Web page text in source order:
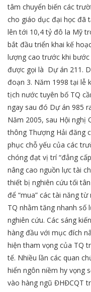
tâm chuyển biến các
cho giáo dục đại học đã
lên tới 10,4 tỷ đô la Mỹ
bắt đầu triển khai kế
lượng cao trước khi
được gọi là Dự án 211.
đoạn 3. Năm 1998 tại lễ
tịch nước tuyên bố TQ
ngay sau đó Dự án 985
Năm 2005, sau Hội nghị
thông Thượng Hải đăng
phục chỗ yếu của các
chóng đạt vị trí “đẳng
nâng cao nguồn lực tài
thiết bị nghiên cứu tối
để “mua” các tài năng
TQ nhằm tăng nhanh số
nghiên cứu. Các sáng
hàng đầu với mục đích
hiện tham vọng của TQ
tế. Nhiều lần các quan
hiển ngôn niềm hy vọng
vào hàng ngũ ĐHĐCQT